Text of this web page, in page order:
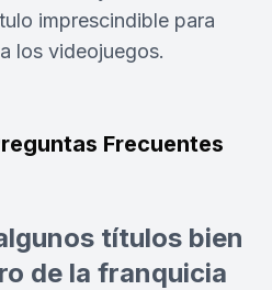
imprescindible para
los videojuegos.
Frecuentes
títulos bien
de la franquicia